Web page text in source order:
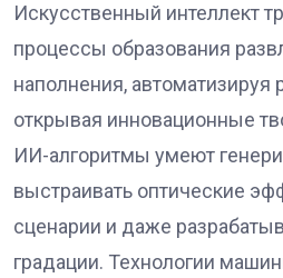
Искусственный интеллект
процессы образования
наполнения, автоматизируя
открывая инновационные
ИИ-алгоритмы умеют
выстраивать оптические
сценарии и даже
градации. Технологии